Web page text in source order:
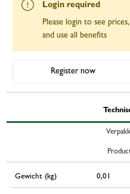
Login required
Please login to see
and use all benefits
Register now
Gewicht (kg) 0,01